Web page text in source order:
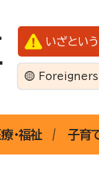
いざとい
・福祉 子育